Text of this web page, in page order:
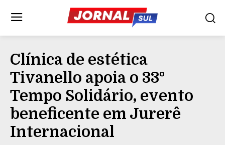
Clínica de estética
Tivanello apoia o 33º
Tempo Solidário, evento
beneficente em Jurerê
Internacional